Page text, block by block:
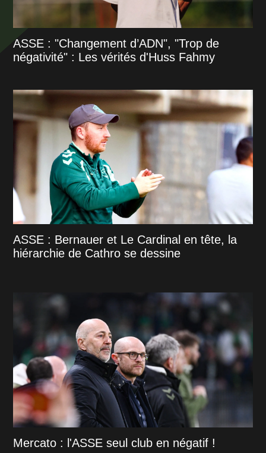
ASSE : "Changement d’ADN", "Trop de
négativité" : Les vérités d'Huss Fahmy
ASSE : Bernauer et Le Cardinal en tête, la
hiérarchie de Cathro se dessine
Mercato : l'ASSE seul club en négatif !